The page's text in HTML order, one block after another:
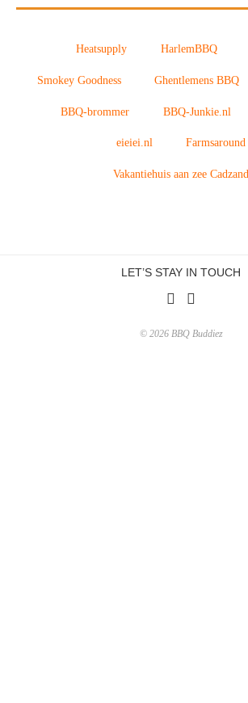
Heatsupply HarlemBBQ
Smokey Goodness Ghentlemens BBQ
BBQ-brommer BBQ-Junkie.nl
eieiei.nl Farmsaround
Vakantiehuis aan zee Cadzand
LET’S STAY IN TOUCH
© 2026 BBQ Buddiez